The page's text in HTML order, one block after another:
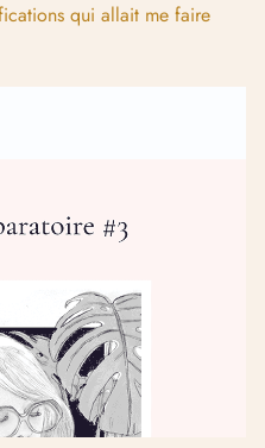
qui allait me faire